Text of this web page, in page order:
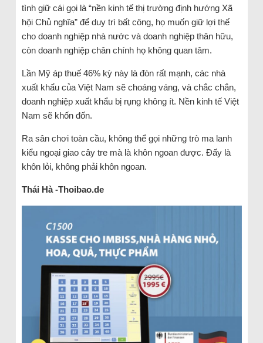
tình giữ cái gọi là “nền kinh tế thị trường định hướng Xã
hội Chủ nghĩa” để duy trì bất công, họ muốn giữ lợi thế
cho doanh nghiệp nhà nước và doanh nghiệp thân hữu,
còn doanh nghiệp chân chính họ không quan tâm.
Lần Mỹ áp thuế 46% kỳ này là đòn rất mạnh, các nhà
xuất khẩu của Việt Nam sẽ choáng váng, và chắc chắn,
doanh nghiệp xuất khẩu bị rụng không ít. Nền kinh tế Việt
Nam sẽ khốn đốn.
Ra sân chơi toàn cầu, không thể gọi những trò ma lanh
kiểu ngoại giao cây tre mà là khôn ngoan được. Đấy là
khôn lỏi, không phải khôn ngoan.
Thái Hà -Thoibao.de